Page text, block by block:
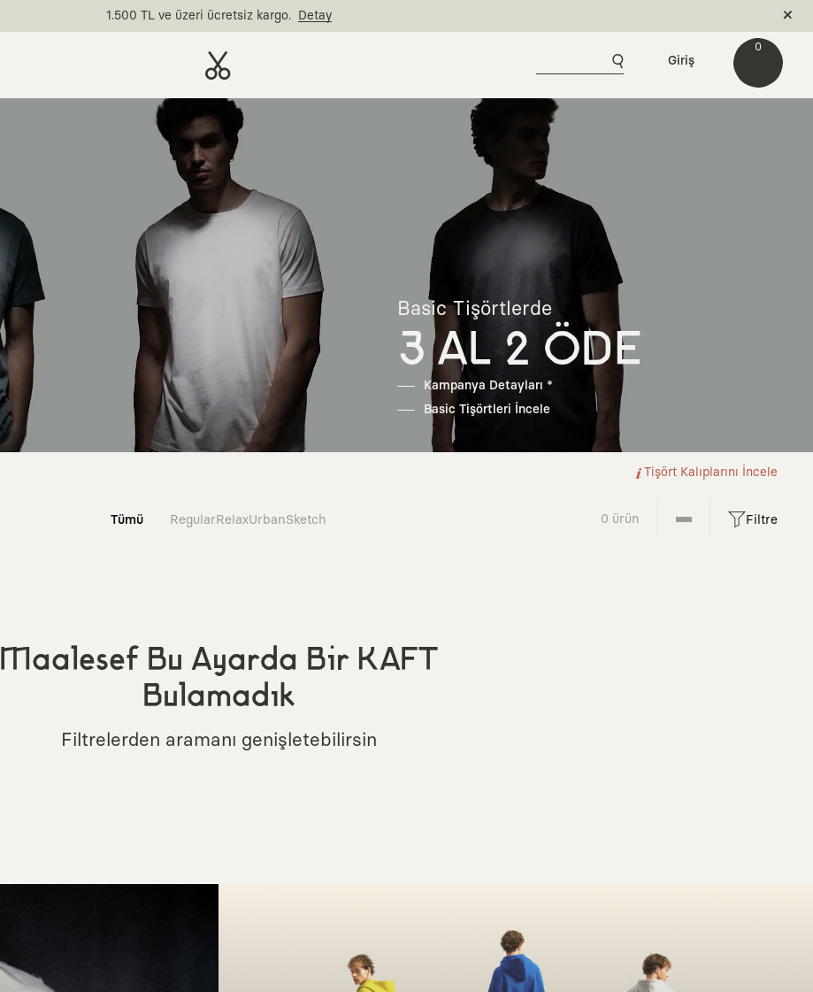
1.500 TL ve üzeri ücretsiz kargo. Detay
0
Giriş
Basic Tişörtlerde
3 AL 2 ÖDE
Kampanya Detayları *
Basic Tişörtleri İncele
Tişört Kalıplarını İncele
Tümü RegularRelaxUrbanSketch 0 ürün Filtre
Maalesef Bu Ayarda Bir KAFT
Bulamadık
Filtrelerden aramanı genişletebilirsin